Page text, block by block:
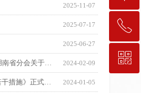
2025-11-07
2025-07-17
2025-06-27
2024-02-09
湖南省商务厅 湖南省财政厅 中国国际贸易促进委员会湖南省分会关于发布《2024年湖南省重点境外展会目录》的通知
2024-01-05
最高奖补500万元！《湖南省推动会展业高质量发展的若干措施》正式发布
回到顶部
ꂅ
189-7498-5834
ꀥ